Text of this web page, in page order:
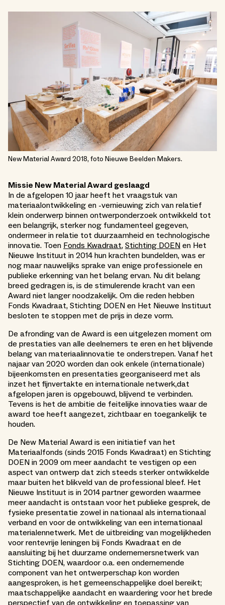
New Material Award 2018, foto Nieuwe Beelden Makers.
Missie New Material Award geslaagd
In de afgelopen 10 jaar heeft het vraagstuk van
materiaalontwikkeling en -vernieuwing zich van relatief
klein onderwerp binnen ontwerponderzoek ontwikkeld tot
een belangrijk, sterker nog fundamenteel gegeven,
ondermeer in relatie tot duurzaamheid en technologische
innovatie. Toen Fonds Kwadraat, Stichting DOEN en Het
Nieuwe Instituut in 2014 hun krachten bundelden, was er
nog maar nauwelijks sprake van enige professionele en
publieke erkenning van het belang ervan. Nu dit belang
breed gedragen is, is de stimulerende kracht van een
Award niet langer noodzakelijk. Om die reden hebben
Fonds Kwadraat, Stichting DOEN en Het Nieuwe Instituut
besloten te stoppen met de prijs in deze vorm.
De afronding van de Award is een uitgelezen moment om
de prestaties van alle deelnemers te eren en het blijvende
belang van materiaalinnovatie te onderstrepen. Vanaf het
najaar van 2020 worden dan ook enkele (internationale)
bijeenkomsten en presentaties georganiseerd met als
inzet het fijnvertakte en internationale netwerk,dat
afgelopen jaren is opgebouwd, blijvend te verbinden.
Tevens is het de ambitie de feitelijke innovaties waar de
award toe heeft aangezet, zichtbaar en toegankelijk te
houden.
De New Material Award is een initiatief van het
Materiaalfonds (sinds 2015 Fonds Kwadraat) en Stichting
DOEN in 2009 om meer aandacht te vestigen op een
aspect van ontwerp dat zich steeds sterker ontwikkelde
maar buiten het blikveld van de professional bleef. Het
Nieuwe Instituut is in 2014 partner geworden waarmee
meer aandacht is ontstaan voor het publieke gesprek, de
fysieke presentatie zowel in nationaal als internationaal
verband en voor de ontwikkeling van een internationaal
materialennetwerk. Met de uitbreiding van mogelijkheden
voor rentevrije leningen bij Fonds Kwadraat en de
aansluiting bij het duurzame ondernemersnetwerk van
Stichting DOEN, waardoor o.a. een ondernemende
component van het ontwerperschap kon worden
aangesproken, is het gemeenschappelijke doel bereikt;
maatschappelijke aandacht en waardering voor het brede
perspectief van de ontwikkeling en toepassing van